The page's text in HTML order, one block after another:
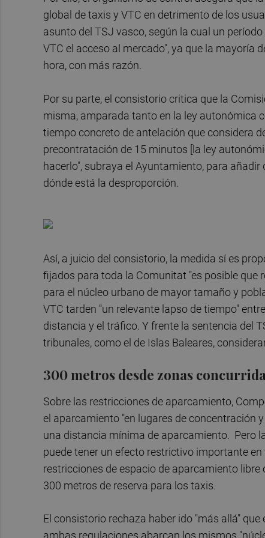
global de taxis y VTC en detrimento de los
asunto del TSJ vasco, según la cual un
VTC el acceso al mercado", ya que la mayoría
hora, con más razón.
Por su parte, el consistorio critica que la
misma, amparada tanto en la ley autonómica
tiempo concreto de antelación que considera
precontratación de 15 minutos [la ley
hacerlo", subraya el Ayuntamiento, para
dónde está la desproporción.
Así, a juicio del consistorio, la medida sí es
fijados para toda la Comunitat "es posible que
para el núcleo urbano de mayor tamaño y
VTC tarden "un relevante lapso de tiempo"
distancia y el tráfico. Y frente la sentencia del
tribunales, como el de Islas Baleares,
300 metros desde zonas
Sobre las restricciones de aparcamiento,
el aparcamiento "en lugares de concentración
una distancia mínima de aparcamiento. Pero
puede tener un efecto restrictivo importante
restricciones de espacio de aparcamiento
300 metros de reserva para los taxis.
El consistorio rechaza haber ido "más allá"
ambas regulaciones abarcan los mismos